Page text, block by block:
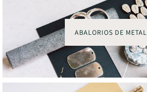
ABALORIOS DE METAL